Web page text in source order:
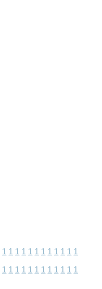
1 1 1 1 1 1 1 1 1 1 1 1
1 1 1 1 1 1 1 1 1 1 1 1